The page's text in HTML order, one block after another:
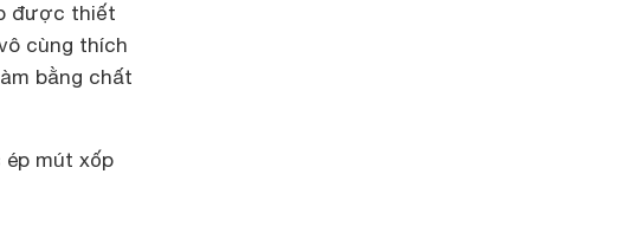
được thiết
cùng thích
bằng chất
mút xốp